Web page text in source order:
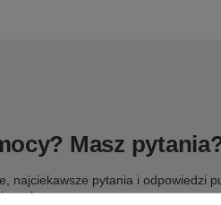
Masz
najciekawsze pytania i odpowiedzi
innych.